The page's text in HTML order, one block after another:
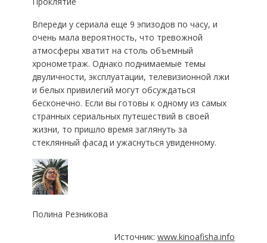
Впереди у сериала еще 9 эпизодов по часу, и
очень мала вероятность, что тревожной
атмосферы хватит на столь объемный
хронометраж. Однако поднимаемые темы
двуличности, эксплуатации, телевизионной лжи
и белых привилегий могут обсуждаться
бесконечно. Если вы готовы к одному из самых
странных сериальных путешествий в своей
жизни, то пришло время заглянуть за
стеклянный фасад и ужаснуться увиденному.
Полина Резникова
Источник:www.kinoafisha.info